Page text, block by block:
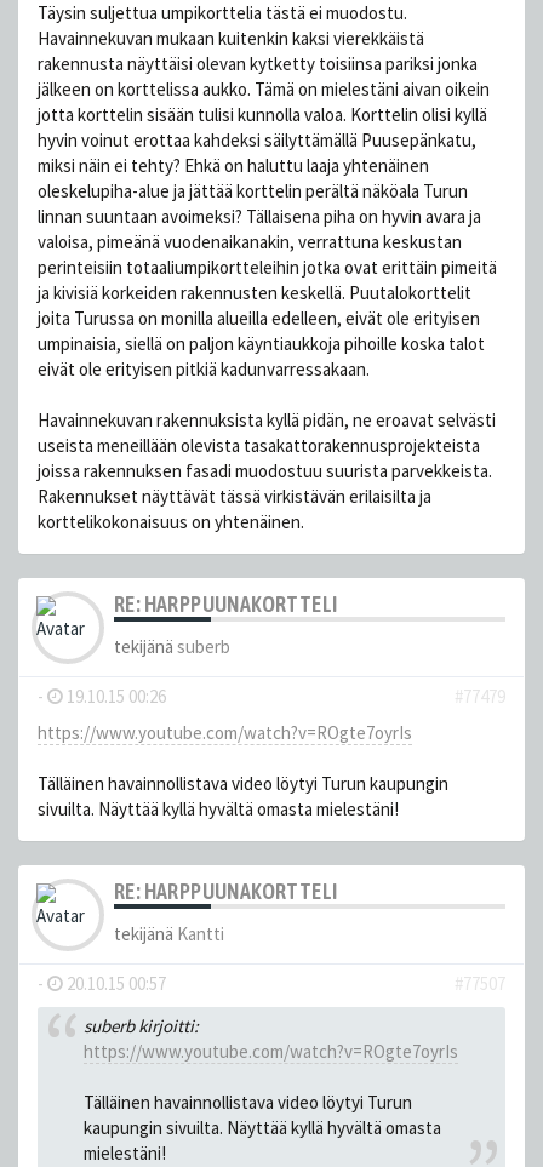
Täysin suljettua umpikorttelia tästä ei muodostu.
Havainnekuvan mukaan kuitenkin kaksi vierekkäistä
rakennusta näyttäisi olevan kytketty toisiinsa pariksi jonka
jälkeen on korttelissa aukko. Tämä on mielestäni aivan oikein
jotta korttelin sisään tulisi kunnolla valoa. Korttelin olisi kyllä
hyvin voinut erottaa kahdeksi säilyttämällä Puusepänkatu,
miksi näin ei tehty? Ehkä on haluttu laaja yhtenäinen
oleskelupiha-alue ja jättää korttelin perältä näköala Turun
linnan suuntaan avoimeksi? Tällaisena piha on hyvin avara ja
valoisa, pimeänä vuodenaikanakin, verrattuna keskustan
perinteisiin totaaliumpikortteleihin jotka ovat erittäin pimeitä
ja kivisiä korkeiden rakennusten keskellä. Puutalokorttelit
joita Turussa on monilla alueilla edelleen, eivät ole erityisen
umpinaisia, siellä on paljon käyntiaukkoja pihoille koska talot
eivät ole erityisen pitkiä kadunvarressakaan.
Havainnekuvan rakennuksista kyllä pidän, ne eroavat selvästi
useista meneillään olevista tasakattorakennusprojekteista
joissa rakennuksen fasadi muodostuu suurista parvekkeista.
Rakennukset näyttävät tässä virkistävän erilaisilta ja
korttelikokonaisuus on yhtenäinen.
RE: HARPPUUNAKORTTELI
tekijänä suberb
- 19.10.15 00:26
#77479
https://www.youtube.com/watch?v=ROgte7oyrIs
Tälläinen havainnollistava video löytyi Turun kaupungin
sivuilta. Näyttää kyllä hyvältä omasta mielestäni!
RE: HARPPUUNAKORTTELI
tekijänä Kantti
- 20.10.15 00:57
#77507
suberb kirjoitti:
https://www.youtube.com/watch?v=ROgte7oyrIs
Tälläinen havainnollistava video löytyi Turun
kaupungin sivuilta. Näyttää kyllä hyvältä omasta
mielestäni!